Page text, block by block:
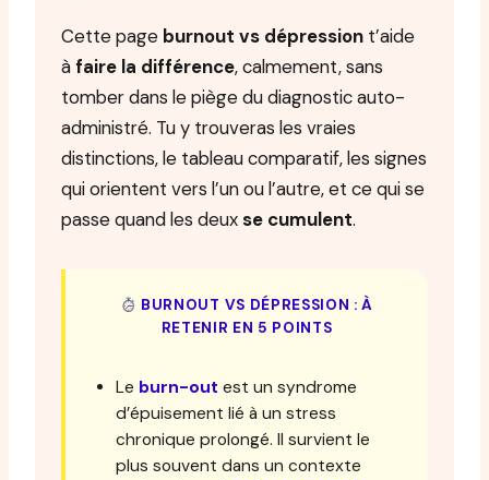
Cette page burnout vs dépression t’aide
àfaire la différence, calmement, sans
tomber dans le piège du diagnostic auto-
administré. Tu y trouveras les vraies
distinctions, le tableau comparatif, les signes
qui orientent vers l’un ou l’autre, et ce qui se
passe quand les deuxse cumulent.
BURNOUT VS DÉPRESSION : À
RETENIR EN 5 POINTS
Le burn-out est un syndrome
d’épuisement lié à un stress
chronique prolongé. Il survient le
plus souvent dans un contexte